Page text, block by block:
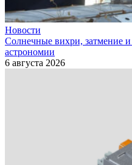
Новости
Солнечные вихри, затмение и
астрономии
6 августа 2026